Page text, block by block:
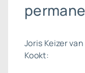
Joris Keizer
Kookt: